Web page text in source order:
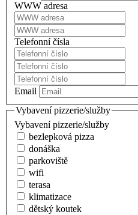
WWW adresa
Telefonní čísla
Email
Vybavení pizzerie/služby
Vybavení pizzerie/služby
bezlepková pizza
donáška
parkoviště
wifi
terasa
klimatizace
dětský koutek